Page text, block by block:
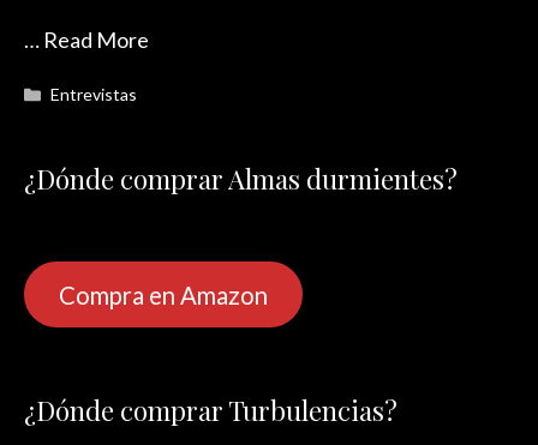
… Read More
Categorías
Entrevistas
¿Dónde comprar Almas durmientes?
Compra en Amazon
¿Dónde comprar Turbulencias?